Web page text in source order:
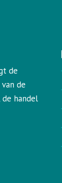
de
de
handel